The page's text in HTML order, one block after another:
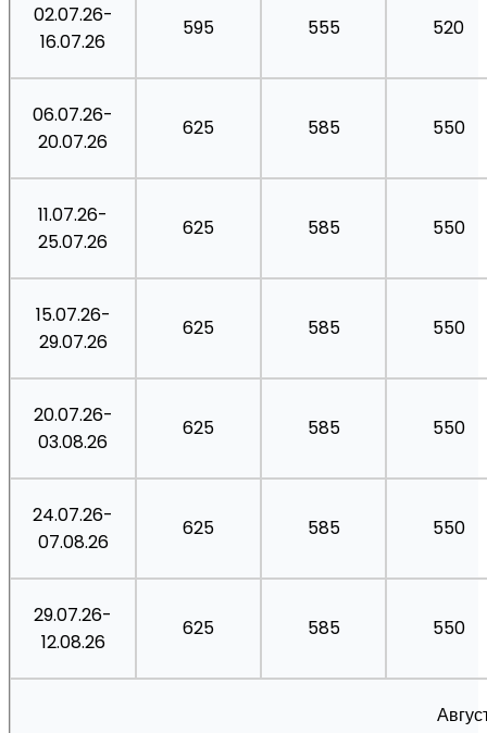
02.07.26-
16.07.26
595 555 520
06.07.26-
20.07.26
625 585 550
11.07.26-
25.07.26
625 585 550
15.07.26-
29.07.26
625 585 550
20.07.26-
03.08.26
625 585 550
24.07.26-
07.08.26
625 585 550
29.07.26-
12.08.26
625 585 550